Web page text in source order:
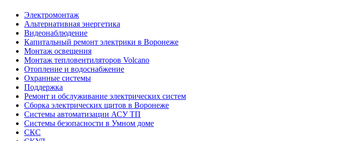
Электромонтаж
Альтернативная энергетика
Видеонаблюдение
Капитальный ремонт электрики в Воронеже
Монтаж освещения
Монтаж тепловентиляторов Volcano
Отопление и водоснабжение
Охранные системы
Поддержка
Ремонт и обслуживание электрических систем
Сборка электрических щитов в Воронеже
Системы автоматизации АСУ ТП
Системы безопасности в Умном доме
СКС